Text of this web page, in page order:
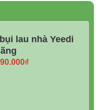
lau nhà Yeedi
₫Giá